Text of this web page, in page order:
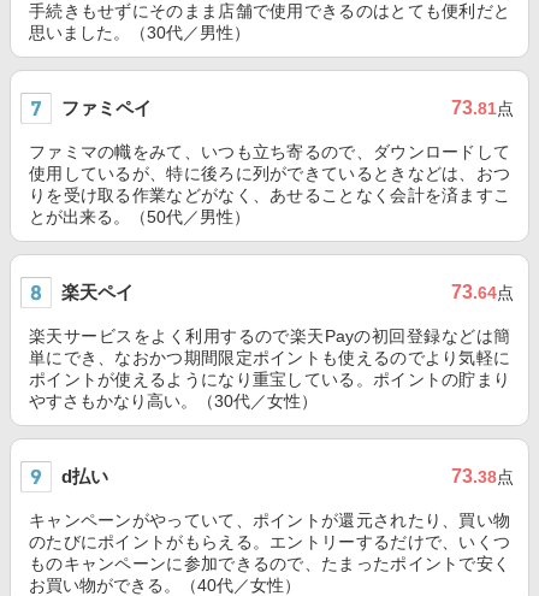
手続きもせずにそのまま店舗で使用できるのはとても便利だと
思いました。（30代／男性）
ファミペイ 73.81点
ファミマの幟をみて、いつも立ち寄るので、ダウンロードして
使用しているが、特に後ろに列ができているときなどは、おつ
りを受け取る作業などがなく、あせることなく会計を済ますこ
とが出来る。（50代／男性）
楽天ペイ 73.64点
楽天サービスをよく利用するので楽天Payの初回登録などは簡
単にでき、なおかつ期間限定ポイントも使えるのでより気軽に
ポイントが使えるようになり重宝している。ポイントの貯まり
やすさもかなり高い。（30代／女性）
d払い 73.38点
キャンペーンがやっていて、ポイントが還元されたり、買い物
のたびにポイントがもらえる。エントリーするだけで、いくつ
ものキャンペーンに参加できるので、たまったポイントで安く
お買い物ができる。（40代／女性）